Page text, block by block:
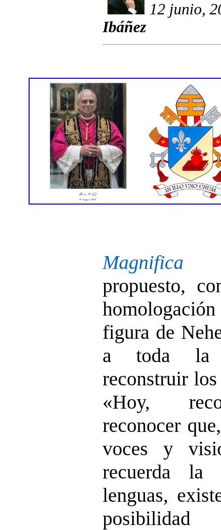
12 junio,
Ibáñez
Magnifica
propuesto,
figura de
a toda la
reconstruir
«Hoy,
reconocer
voces y
recuerda la
lenguas,